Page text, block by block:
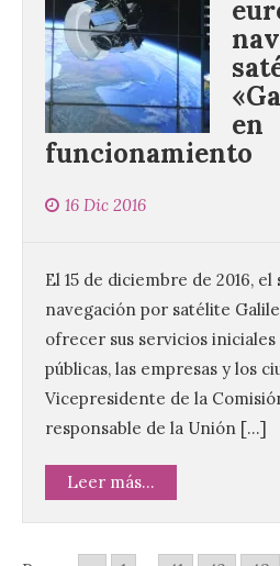
en
funcionamiento
16 Dic 2016
El 15 de diciembre de 2016,
navegación por satélite
ofrecer sus servicios iniciales
públicas, las empresas y los
Vicepresidente de la
responsable de la Unión […]
Leer más...
120 jóvenes completan
formación en robótica
nuevo curso de los
10 Ago 2026
Los
Salamanca Tech,
septiembre en
turnos
capacidad para 120 niños cada
total de 120 menores han
diploma acreditativo tras
semana de actividades en […]